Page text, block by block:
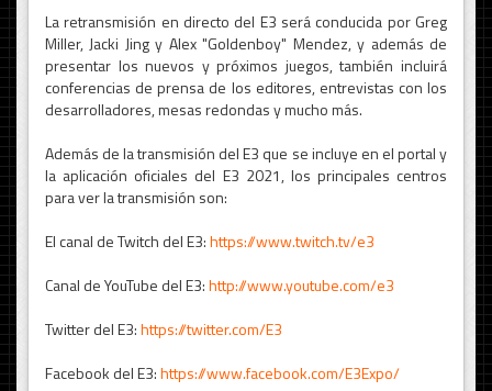
La retransmisión en directo del E3 será conducida por Greg
Miller, Jacki Jing y Alex "Goldenboy" Mendez, y además de
presentar los nuevos y próximos juegos, también incluirá
conferencias de prensa de los editores, entrevistas con los
desarrolladores, mesas redondas y mucho más.
Además de la transmisión del E3 que se incluye en el portal y
la aplicación oficiales del E3 2021, los principales centros
para ver la transmisión son:
El canal de Twitch del E3:https://www.twitch.tv/e3
Canal de YouTube del E3:http://www.youtube.com/e3
Twitter del E3:https://twitter.com/E3
Facebook del E3:https://www.facebook.com/E3Expo/